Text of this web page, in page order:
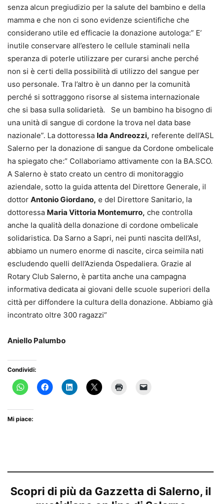
senza alcun pregiudizio per la salute del bambino e della
mamma e che non ci sono evidenze scientifiche che
considerano utile ed efficacie la donazione autologa:” E’
inutile conservare all’estero le cellule staminali nella
speranza di poterle utilizzare per curarsi anche perché
non si è certi della possibilità di utilizzo del sangue per
uso personale. Tra l’altro è un danno per la comunità
perché si sottraggono risorse al sistema internazionale
che si basa sulla solidarietà. Se un bambino ha bisogno di
una unità di sangue di cordone la trova nel data base
nazionale”. La dottoressa Ida Andreozzi, referente dell’ASL
Salerno per la donazione di sangue da Cordone ombelicale
ha spiegato che:” Collaboriamo attivamente con la BA.SCO.
A Salerno è stato creato un centro di monitoraggio
aziendale, sotto la guida attenta del Direttore Generale, il
dottor Antonio Giordano, e del Direttore Sanitario, la
dottoressa Maria Vittoria Montemurro, che controlla
anche la qualità della donazione di cordone ombelicale
solidaristica. Da Sarno a Sapri, nei punti nascita dell’Asl,
abbiamo un numero enorme di nascite, circa seimila nati
escludendo quelli dell’Azienda Ospedaliera. Grazie al
Rotary Club Salerno, è partita anche una campagna
informativa dedicata ai giovani delle scuole superiori della
città per diffondere la cultura della donazione. Abbiamo già
incontrato oltre 300 ragazzi”
Aniello Palumbo
Condividi:
Mi piace:
Scopri di più da Gazzetta di Salerno, il